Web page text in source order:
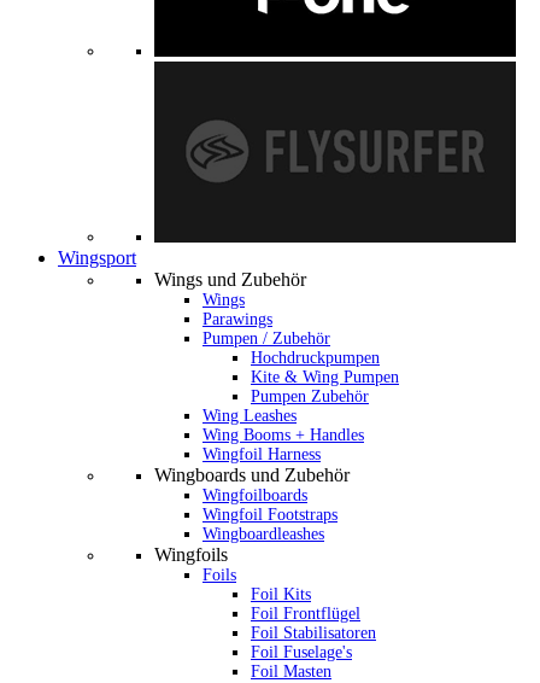
Wingsport
Wings und Zubehör
Wings
Parawings
Pumpen / Zubehör
Hochdruckpumpen
Kite & Wing Pumpen
Pumpen Zubehör
Wing Leashes
Wing Booms + Handles
Wingfoil Harness
Wingboards und Zubehör
Wingfoilboards
Wingfoil Footstraps
Wingboardleashes
Wingfoils
Foils
Foil Kits
Foil Frontflügel
Foil Stabilisatoren
Foil Fuselage's
Foil Masten